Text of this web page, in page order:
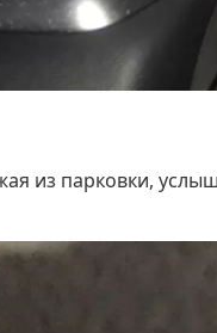
из парковки,